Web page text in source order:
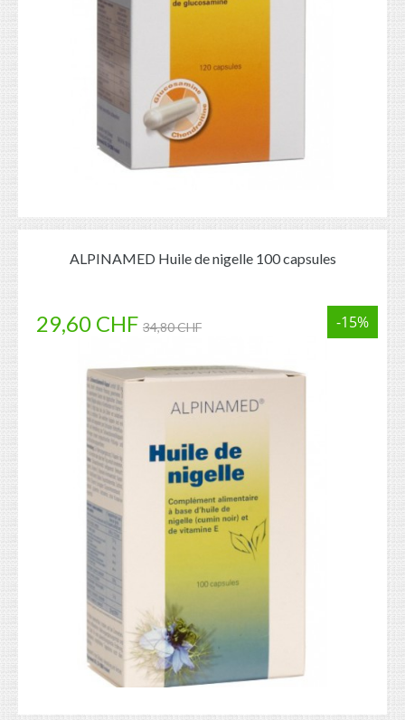
ALPINAMED Huile de nigelle 100 capsules
29,60 CHF 34,80 CHF -15%